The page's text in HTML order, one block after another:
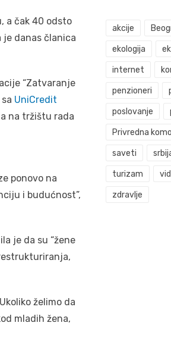
a čak 40 odsto
je danas članica
“Zatvaranje
UniCredit
na tržištu rada
ponovo na
i budućnost”,
je da su “žene
želimo da
mladih žena,
akcije
ekologija
internet
penzioneri
poslovanje
Privredna
saveti
turizam
zdravlje